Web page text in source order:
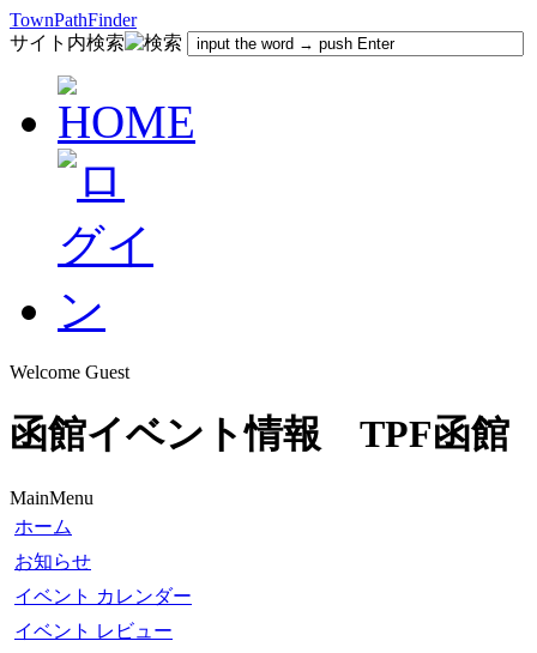
TownPathFinder
サイト内検索
Welcome Guest
函館イベント情報 TPF函館
MainMenu
ホーム
お知らせ
イベント カレンダー
イベント レビュー